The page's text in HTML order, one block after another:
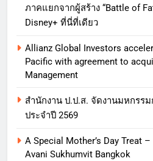
ภาคแยกจากผู้สร้าง “Battle of
Disney+ ที่นี่ที่เดียว
Allianz Global Investors
Pacific with agreement to
Management
สำนักงาน ป.ป.ส. จัดงานมหกรร
ประจำปี 2569
A Special Mother’s Day Treat
Avani Sukhumvit Bangkok